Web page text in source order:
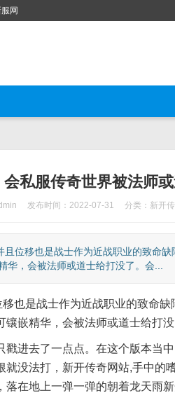
网
会私服传奇世界被法师
发布时间：2022-07-31 分类： 新开
移也是战士作为近战职业的致命缺
，会被法师或道士给打没了。会...
是战士作为近战职业的致命缺
嵌精华，会被法师或道士给打
去了一点点。在这个版本当中
就没法打，新开传奇网站,手中
落在地上一弹一弹的朝着龙天雨